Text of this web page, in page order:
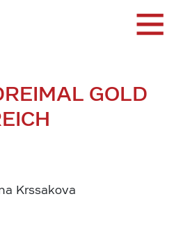
GOLD
Krssakova